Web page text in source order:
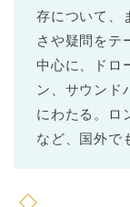
存について、
さや疑問をテ
中心に、ドロ
ン、サウンド
にわたる。ロ
など、国外で